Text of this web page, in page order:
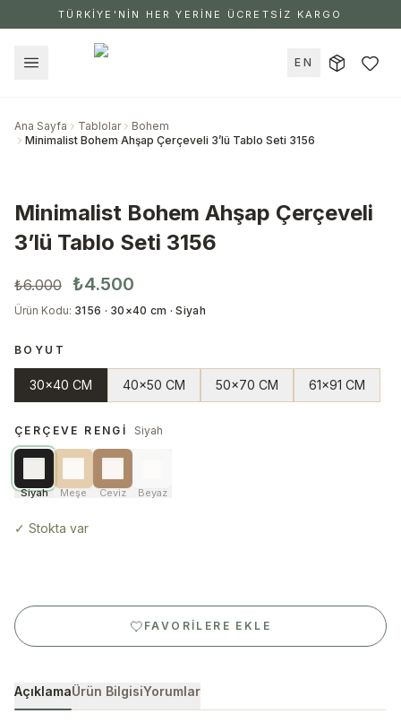
TÜRKİYE'NİN HER YERİNE ÜCRETSİZ KARGO
EN
Ana Sayfa Tablolar
Bohem
Minimalist Bohem Ahşap Çerçeveli 3’lü Tablo Seti 3156
Minimalist Bohem Ahşap Çerçeveli
3’lü Tablo Seti 3156
₺6.000 ₺4.500
Ürün Kodu: 3156 · 30×40 cm · Siyah
BOYUT
30x40 CM 40x50 CM 50x70 CM 61x91 CM
ÇERÇEVE RENGI Siyah
Siyah Meşe Ceviz Beyaz
✓ Stokta var
FAVORILERE EKLE
AçıklamaÜrün BilgisiYorumlar